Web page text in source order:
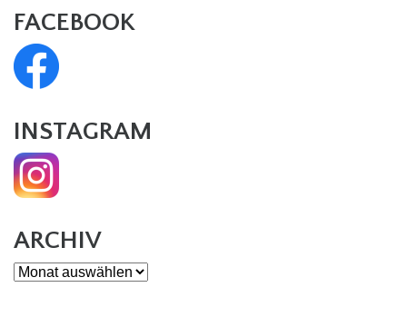
FACEBOOK
INSTAGRAM
ARCHIV
Archiv